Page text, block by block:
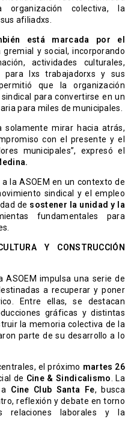
colectiva, la
afiliadxs.
está marcada por el
y social, incorporando
actividades culturales,
para lxs trabajadorxs y sus
que la organización
para convertirse en un
para miles de municipales.
solamente mirar hacia atrás,
con el presente y el
municipales”, expresó el
la ASOEM en un contexto de
sindical y el empleo
de sostener la unidad y la
fundamentales para
Y CONSTRUCCIÓN
ASOEM impulsa una serie de
a recuperar y poner
Entre ellas, se destacan
gráficas y distintas
la memoria colectiva de la
parte de su desarrollo a lo
el próximo martes 26
de Cine & Sindicalismo. La
Cine Club Santa Fe, busca
reflexión y debate en torno
relaciones laborales y la